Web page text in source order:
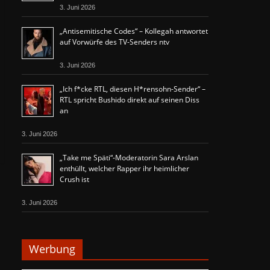
3. Juni 2026
„Antisemitische Codes“ – Kollegah antwortet
auf Vorwürfe des TV-Senders ntv
3. Juni 2026
„Ich f*cke RTL, diesen H*rensohn-Sender“ –
RTL spricht Bushido direkt auf seinen Diss
an
3. Juni 2026
„Take me Späti“-Moderatorin Sara Arslan
enthüllt, welcher Rapper ihr heimlicher
Crush ist
3. Juni 2026
Werbung